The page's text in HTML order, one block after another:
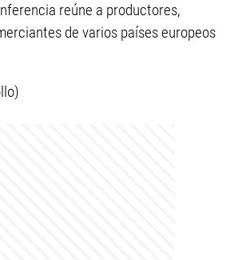
reúne a productores,
de varios países europeos